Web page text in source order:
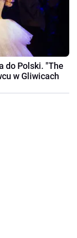
do Polski. "The
w Gliwicach